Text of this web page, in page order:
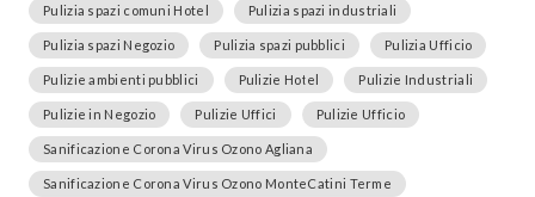
Pulizia spazi comuni Hotel Pulizia spazi industriali
Pulizia spazi Negozio Pulizia spazi pubblici Pulizia Ufficio
Pulizie ambienti pubblici Pulizie Hotel Pulizie Industriali
Pulizie in Negozio Pulizie Uffici Pulizie Ufficio
Sanificazione Corona Virus Ozono Agliana
Sanificazione Corona Virus Ozono MonteCatini Terme